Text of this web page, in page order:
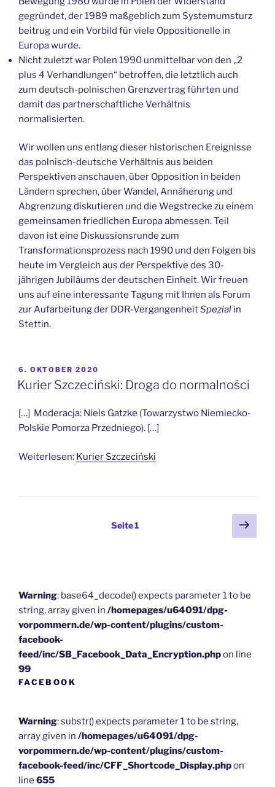
gegründet, der 1989 maßgeblich zum Systemumsturz
beitrug und ein Vorbild für viele Oppositionelle in
Europa wurde.
Nicht zuletzt war Polen 1990 unmittelbar von den „2
plus 4 Verhandlungen“ betroffen, die letztlich auch
zum deutsch-polnischen Grenzvertrag führten und
damit das partnerschaftliche Verhältnis
normalisierten.
Wir wollen uns entlang dieser historischen Ereignisse
das polnisch-deutsche Verhältnis aus beiden
Perspektiven anschauen, über Opposition in beiden
Ländern sprechen, über Wandel, Annäherung und
Abgrenzung diskutieren und die Wegstrecke zu einem
gemeinsamen friedlichen Europa abmessen. Teil
davon ist eine Diskussionsrunde zum
Transformationsprozess nach 1990 und den Folgen bis
heute im Vergleich aus der Perspektive des 30-
jährigen Jubiläums der deutschen Einheit. Wir freuen
uns auf eine interessante Tagung mit Ihnen als Forum
zur Aufarbeitung der DDR-VergangenheitSpezial in
Stettin.
VERÖFFENTLICHT
AM
6. OKTOBER 2020
Kurier Szczeciński: Droga do normalności
[…] Moderacja: Niels Gatzke (Towarzystwo Niemiecko-
Polskie Pomorza Przedniego). […]
Weiterlesen: Kurier Szczeciński
Beitragsnavigation
Seite1
Warning: base64_decode() expects parameter 1 to be
string, array given in /homepages/u64091/dpg-
vorpommern.de/wp-content/plugins/custom-
facebook-
feed/inc/SB_Facebook_Data_Encryption.phpon line
99
FACEBOOK
Warning: substr() expects parameter 1 to be string,
array given in /homepages/u64091/dpg-
vorpommern.de/wp-content/plugins/custom-
facebook-feed/inc/CFF_Shortcode_Display.phpon
line 655